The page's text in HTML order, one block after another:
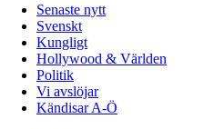
Senaste nytt
Svenskt
Kungligt
Hollywood & Världen
Politik
Vi avslöjar
Kändisar A-Ö